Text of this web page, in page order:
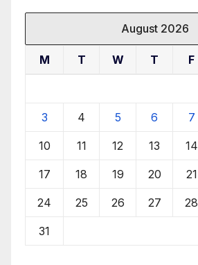
August 2026
M T W T F
3 4 5 6 7
10 11 12 13 14
17 18 19 20 21
24 25 26 27 28
31